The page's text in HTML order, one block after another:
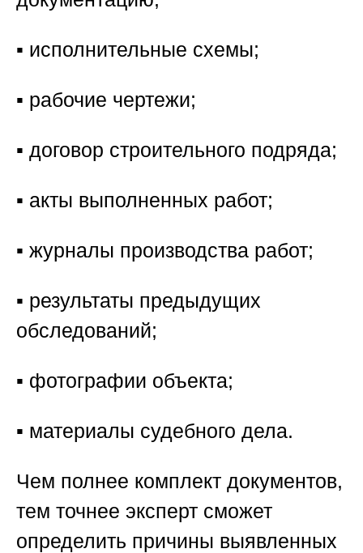
▪️ исполнительные схемы;
▪️ рабочие чертежи;
▪️ договор строительного подряда;
▪️ акты выполненных работ;
▪️ журналы производства работ;
▪️ результаты предыдущих
обследований;
▪️ фотографии объекта;
▪️ материалы судебного дела.
Чем полнее комплект документов,
тем точнее эксперт сможет
определить причины выявленных